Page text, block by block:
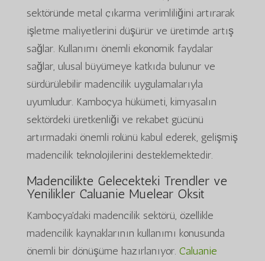
sektöründe metal çıkarma verimliliğini artırarak
işletme maliyetlerini düşürür ve üretimde artış
sağlar. Kullanımı önemli ekonomik faydalar
sağlar, ulusal büyümeye katkıda bulunur ve
sürdürülebilir madencilik uygulamalarıyla
uyumludur. Kamboçya hükümeti, kimyasalın
sektördeki üretkenliği ve rekabet gücünü
artırmadaki önemli rolünü kabul ederek, gelişmiş
madencilik teknolojilerini desteklemektedir.
Madencilikte Gelecekteki Trendler ve
Yenilikler Caluanie Muelear Oksit
Kamboçya'daki madencilik sektörü, özellikle
madencilik kaynaklarının kullanımı konusunda
önemli bir dönüşüme hazırlanıyor. Caluanie